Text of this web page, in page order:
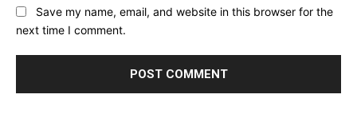
Save my name, email, and website in this browser for the
next time I comment.